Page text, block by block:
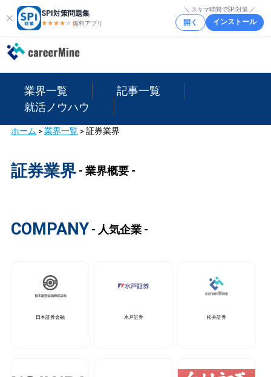
SPI対策問題集
★★★★ ★★
無料アプリ
＼ スキマ時間でSPI対策 ／
開く インストール
業界一覧
記事一覧
就活ノウハウ
ホーム >業界一覧>証券業界
証券業界 - 業界概要 -
COMPANY - 人気企業 -
日本証券金融 水戸証券 松井証券